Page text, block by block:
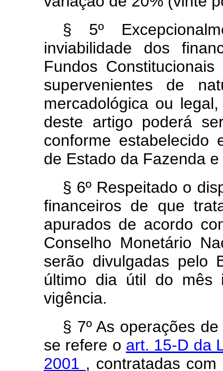
§ 5º
inviabilidade dos
Fundos
supervenientes de
mercadológica ou
deste artigo poderá
conforme estabelecido
de Estado da Fazenda
§ 6º Respeitado o
financeiros de que
apurados de acordo
Conselho Monetário
serão divulgadas pelo
último dia útil do mês
vigência.
§ 7º As operações
se refere o art. 15-D da
2001 , contratadas